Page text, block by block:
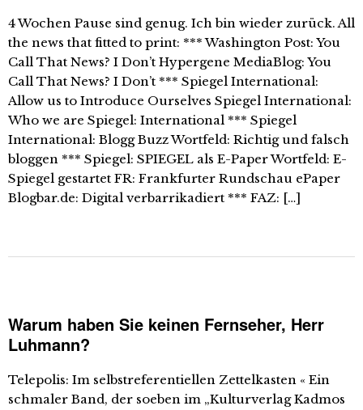
4 Wochen Pause sind genug. Ich bin wieder zurück. All
the news that fitted to print: *** Washington Post: You
Call That News? I Don’t Hypergene MediaBlog: You
Call That News? I Don’t *** Spiegel International:
Allow us to Introduce Ourselves Spiegel International:
Who we are Spiegel: International *** Spiegel
International: Blogg Buzz Wortfeld: Richtig und falsch
bloggen *** Spiegel: SPIEGEL als E-Paper Wortfeld: E-
Spiegel gestartet FR: Frankfurter Rundschau ePaper
Blogbar.de: Digital verbarrikadiert *** FAZ: […]
Warum haben Sie keinen Fernseher, Herr
Luhmann?
Telepolis: Im selbstreferentiellen Zettelkasten « Ein
schmaler Band, der soeben im „Kulturverlag Kadmos